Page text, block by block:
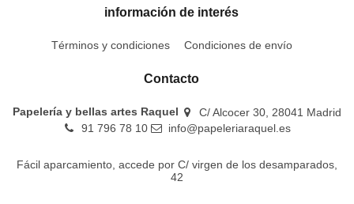
información de interés
Términos y condiciones Condiciones de envío
Contacto
Papelería y bellas artes Raquel
C/ Alcocer 30, 28041 Madrid
91 796 78 10
info@papeleriaraquel.es
Fácil aparcamiento, accede por C/ virgen de los desamparados,
42